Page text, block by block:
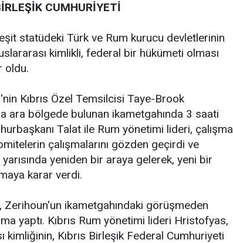
CUMHURİYETİ
statüdeki Türk ve Rum kurucu devletlerinin
kimlikli, federal bir hükümeti olması
oldu.
Kıbrıs Özel Temsilcisi Taye-Brook
ara bölgede bulunan ikametgahında 3 saati
Talat ile Rum yönetimi lideri, çalışma
çalışmalarını gözden geçirdi ve
yarısında yeniden bir araya gelerek, yeni bir
karar verdi.
ikametgahındaki görüşmeden
yaptı. Kıbrıs Rum yönetimi lideri Hristofyas,
kimliğinin, Kıbrıs Birleşik Federal Cumhuriyeti